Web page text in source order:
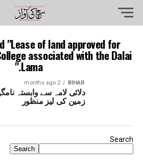
"Lease of land approved for
associated with the Dalai
Lama."
BIHAR
2 months ago
دلائی لامہ سے وابستہ
زمین کی لیز منظور
Search
Search